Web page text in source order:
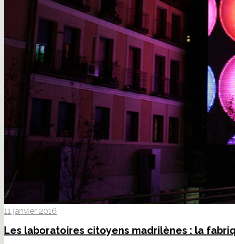
11 janvier 2016
Les laboratoires citoyens madrilènes : la